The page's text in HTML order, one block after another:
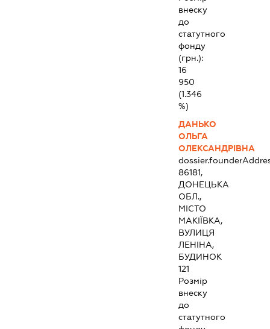
внеску
до
статутного
фонду
(грн.):
16
950
(1.346
%)
ДАНЬКО
ОЛЬГА
ОЛЕКСАНДРІВНА
86181,
ДОНЕЦЬКА
ОБЛ.,
МІСТО
МАКІЇВКА,
ВУЛИЦЯ
ЛЕНІНА,
БУДИНОК
121
Розмір
внеску
до
статутного